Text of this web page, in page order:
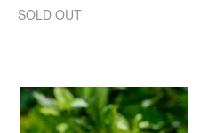
SOLD OUT